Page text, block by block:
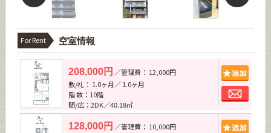
For Rent 空室情報
208,000円 ／管理費： 12,000円
敷/礼： 1.0ヶ月／ 1.0ヶ月
階 数：10階
間/広：2DK／40.18㎡
128,000円 ／管理費： 10,000円